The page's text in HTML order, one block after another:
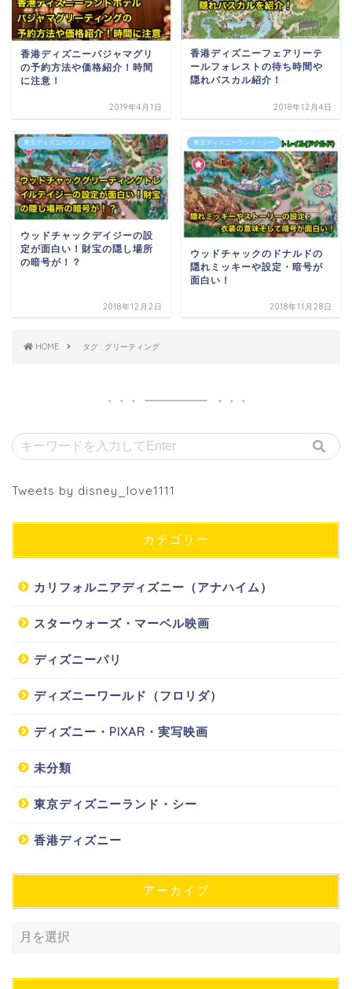
香港ディズニーパジャマグリ
の予約方法や価格紹介！時間
に注意！
2019年4月1日
香港ディズニーフェアリーテ
ールフォレストの待ち時間や
隠れパスカル紹介！
2018年12月4日
東京ディズニーランド・シー
ウッドチャックデイジーの設
定が面白い！財宝の隠し場所
の暗号が！？
2018年12月2日
東京ディズニーランド・シー
ウッドチャックのドナルドの
隠れミッキーや設定・暗号が
面白い！
2018年11月28日
HOME タグ : グリーティング
Tweets by disney_love1111
カテゴリー
カリフォルニアディズニー（アナハイム）
スターウォーズ・マーベル映画
ディズニーパリ
ディズニーワールド（フロリダ）
ディズニー・PIXAR・実写映画
未分類
東京ディズニーランド・シー
香港ディズニー
アーカイブ